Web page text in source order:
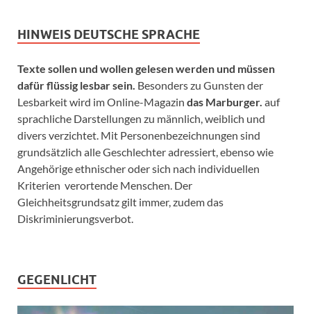
HINWEIS DEUTSCHE SPRACHE
Texte sollen und wollen gelesen werden und müssen
dafür flüssig lesbar sein. Besonders zu Gunsten der
Lesbarkeit wird im Online-Magazin das Marburger. auf
sprachliche Darstellungen zu männlich, weiblich und
divers verzichtet. Mit Personenbezeichnungen sind
grundsätzlich alle Geschlechter adressiert, ebenso wie
Angehörige ethnischer oder sich nach individuellen
Kriterien verortende Menschen. Der
Gleichheitsgrundsatz gilt immer, zudem das
Diskriminierungsverbot.
GEGENLICHT